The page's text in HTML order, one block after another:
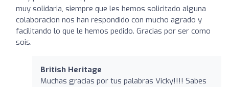
muy solidaria, siempre que les hemos solicitado alguna
colaboracion nos han respondido con mucho agrado y
facilitando lo que le hemos pedido. Gracias por ser como
sois.
British Heritage
Muchas gracias por tus palabras Vicky!!!! Sabes